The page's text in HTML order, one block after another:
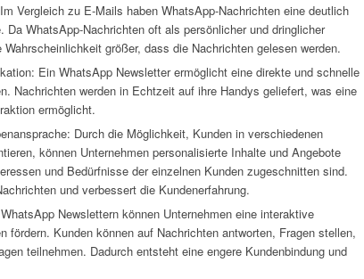
Vergleich zu E-Mails haben WhatsApp-Nachrichten eine deutlich
Da WhatsApp-Nachrichten oft als persönlicher und dringlicher
größer, dass die Nachrichten gelesen werden.
Ein WhatsApp Newsletter ermöglicht eine direkte und schnelle
Nachrichten werden in Echtzeit auf ihre Handys geliefert, was eine
ermöglicht.
Durch die Möglichkeit, Kunden in verschiedenen
können Unternehmen personalisierte Inhalte und Angebote
und Bedürfnisse der einzelnen Kunden zugeschnitten sind.
und verbessert die Kundenerfahrung.
Newslettern können Unternehmen eine interaktive
fördern. Kunden können auf Nachrichten antworten, Fragen stellen,
teilnehmen. Dadurch entsteht eine engere Kundenbindung und